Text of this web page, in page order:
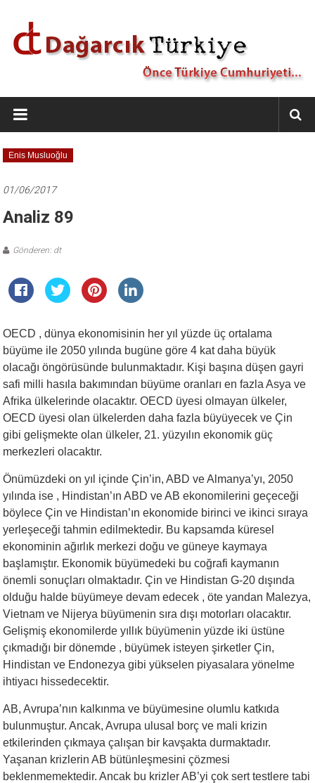
Dağarcık
Türkiye
Önce
Türkiye
Enis Musluoğlu
01/06/2017
Analiz 89
Gönderen: dt
OECD , dünya ekonomisinin her yıl yüzde üç ortalama
büyüme ile 2050 yılında bugüne göre 4 kat daha büyük
olacağı öngörüsünde bulunmaktadır. Kişi başına düşen gayri
safi milli hasıla bakımından büyüme oranları en fazla Asya ve
Afrika ülkelerinde olacaktır. OECD üyesi olmayan ülkeler,
OECD üyesi olan ülkelerden daha fazla büyüyecek ve Çin
gibi gelişmekte olan ülkeler, 21. yüzyılın ekonomik güç
merkezleri olacaktır.
Önümüzdeki on yıl içinde Çin’in, ABD ve Almanya’yı, 2050
yılında ise , Hindistan’ın ABD ve AB ekonomilerini geçeceği
böylece Çin ve Hindistan’ın ekonomide birinci ve ikinci sıraya
yerleşeceği tahmin edilmektedir. Bu kapsamda küresel
ekonominin ağırlık merkezi doğu ve güneye kaymaya
başlamıştır. Ekonomik büyümedeki bu coğrafi kaymanın
önemli sonuçları olmaktadır. Çin ve Hindistan G-20 dışında
olduğu halde büyümeye devam edecek , öte yandan Malezya,
Vietnam ve Nijerya büyümenin sıra dışı motorları olacaktır.
Gelişmiş ekonomilerde yıllık büyümenin yüzde iki üstüne
çıkmadığı bir dönemde , büyümek isteyen şirketler Çin,
Hindistan ve Endonezya gibi yükselen piyasalara yönelme
ihtiyacı hissedecektir.
AB, Avrupa’nın kalkınma ve büyümesine olumlu katkıda
bulunmuştur. Ancak, Avrupa ulusal borç ve mali krizin
etkilerinden çıkmaya çalışan bir kavşakta durmaktadır.
Yaşanan krizlerin AB bütünleşmesini çözmesi
beklenmemektedir. Ancak bu krizler AB’yi çok sert testlere tabi